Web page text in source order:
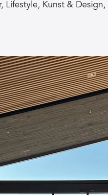
, Lifestyle, Kunst & Design,